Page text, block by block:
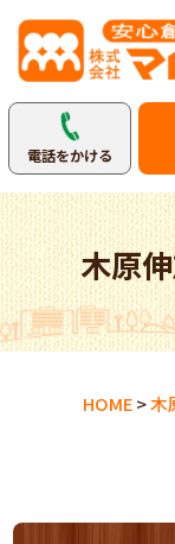
電話をかける
木原
HOME>木